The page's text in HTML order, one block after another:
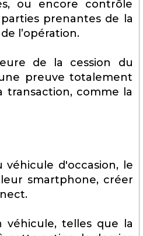
ou encore contrôle
prenantes de la
l’opération.
de la cession du
preuve totalement
comme la
d'occasion, le
smartphone, créer
véhicule, telles que la